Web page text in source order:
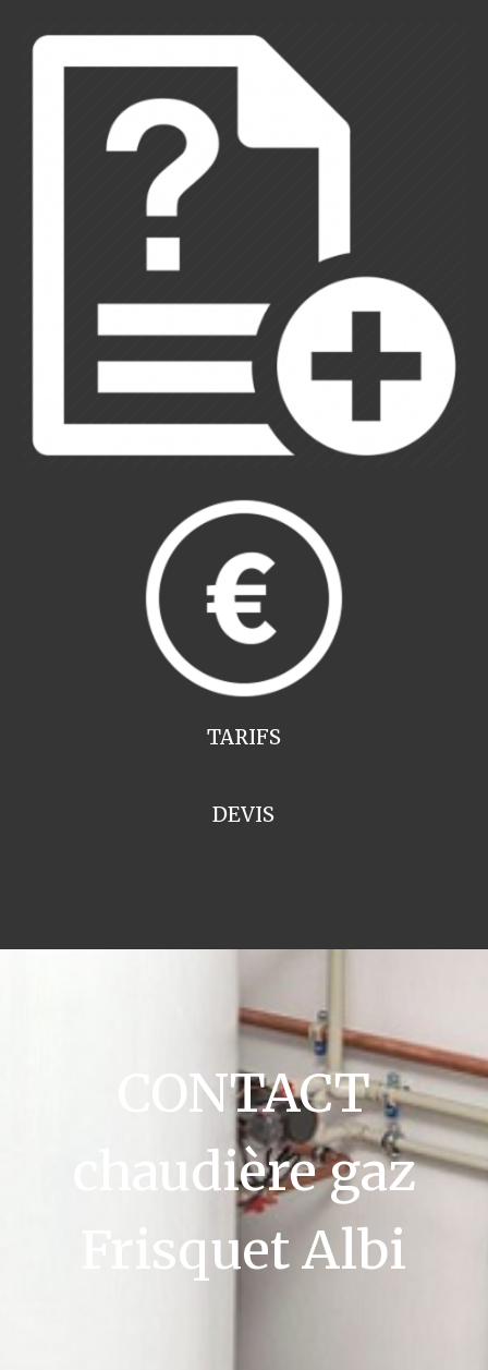
TARIFS
DEVIS
CONTACT
chaudière gaz
Frisquet Albi